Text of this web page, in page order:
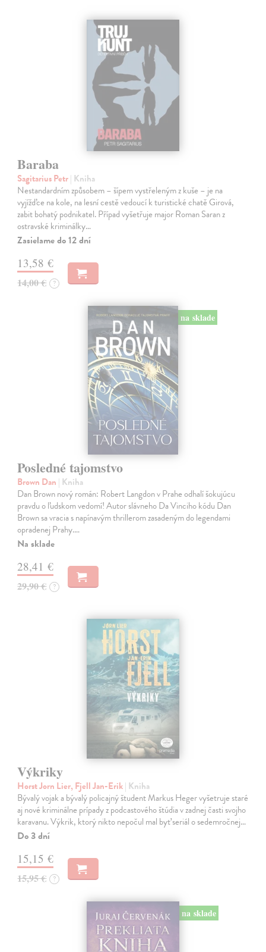
Baraba
Sagitarius Petr| Kniha
Nestandardním způsobem – šípem vystřeleným z kuše – je na
vyjížďce na kole, na lesní cestě vedoucí k turistické chatě Girová,
zabit bohatý podnikatel. Případ vyšetřuje major Roman Saran z
ostravské kriminálky…
Zasielame do 12 dní
13,58 €
14,00 € ?
na sklade
Posledné tajomstvo
Brown Dan | Kniha
Dan Brown nový román: Robert Langdon v Prahe odhalí šokujúcu
pravdu o ľudskom vedomí! Autor slávneho Da Vinciho kódu Dan
Brown sa vracia s napínavým thrillerom zasadeným do legendami
opradenej Prahy.…
Na sklade
28,41 €
29,90 € ?
Výkriky
Horst Jorn Lier, Fjell Jan-Erik| Kniha
Bývalý vojak a bývalý policajný študent Markus Heger vyšetruje staré
aj nové kriminálne prípady z podcastového štúdia v zadnej časti svojho
karavanu. Výkrik, ktorý nikto nepočul mal byť seriál o sedemročnej…
Do 3 dní
15,15 €
15,95 € ?
na sklade